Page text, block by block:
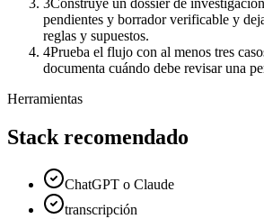
3Construye un dossier de
pendientes y borrador verificable y
reglas y supuestos.
4Prueba el flujo con al menos tres
documenta cuándo debe revisar una
Herramientas
Stack recomendado
ChatGPT o Claude
transcripción